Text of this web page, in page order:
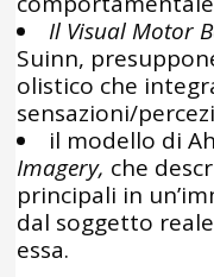
Il Visual Motor
Suinn,
olistico che
sensazioni/
il modello di
Imagery, che
principali in
dal soggetto
essa.